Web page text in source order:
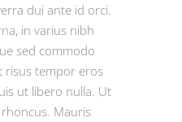
dui ante id orci.
in varius nibh
sed commodo
risus tempor eros
ut libero nulla. Ut
Mauris